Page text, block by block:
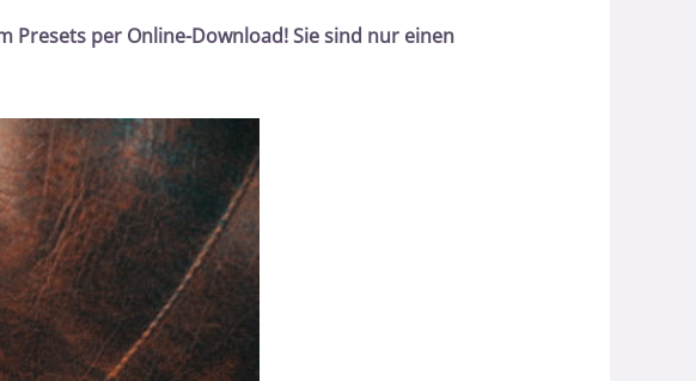
Presets per Online-Download! Sie sind nur einen